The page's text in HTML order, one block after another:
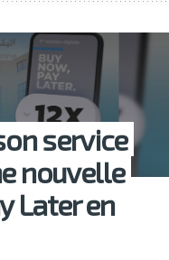
service
nouvelle
Later en